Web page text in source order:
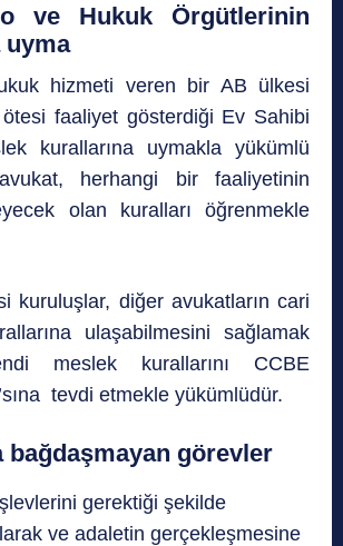
ve Hukuk Örgütlerinin
uyma
hizmeti veren bir AB ülkesi
ötesi faaliyet gösterdiği Ev Sahibi
kurallarına uymakla yükümlü
herhangi bir faaliyetinin
olan kuralları öğrenmekle
kuruluşlar, diğer avukatların cari
ulaşabilmesini sağlamak
meslek kurallarını CCBE
tevdi etmekle yükümlüdür.
bağdaşmayan görevler
gerektiği şekilde
ve adaletin gerçekleşmesine